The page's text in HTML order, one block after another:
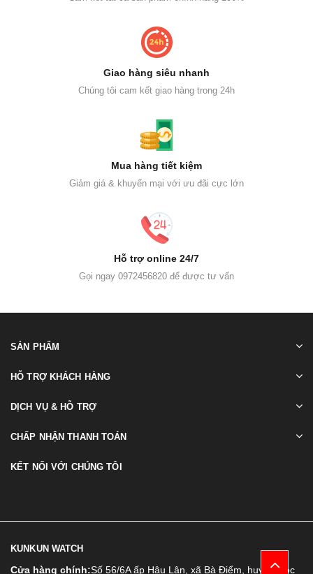
Giao hàng siêu nhanh
Chúng tôi cam kết giao hàng trong 24h
Mua hàng tiết kiệm
Giảm giá & khuyến mại với ưu đãi cực lớn
Hỗ trợ online 24/7
Gọi ngay 0972456820 để được tư vấn
SẢN PHẨM
HỖ TRỢ KHÁCH HÀNG
DỊCH VỤ & HỖ TRỢ
CHẤP NHẬN THANH TOÁN
KẾT NỐI VỚI CHÚNG TÔI
KUNKUN WATCH
Cửa hàng chính:Số 56/6A ấp Hậu Lân, xã Bà Điểm, huyện Hóc